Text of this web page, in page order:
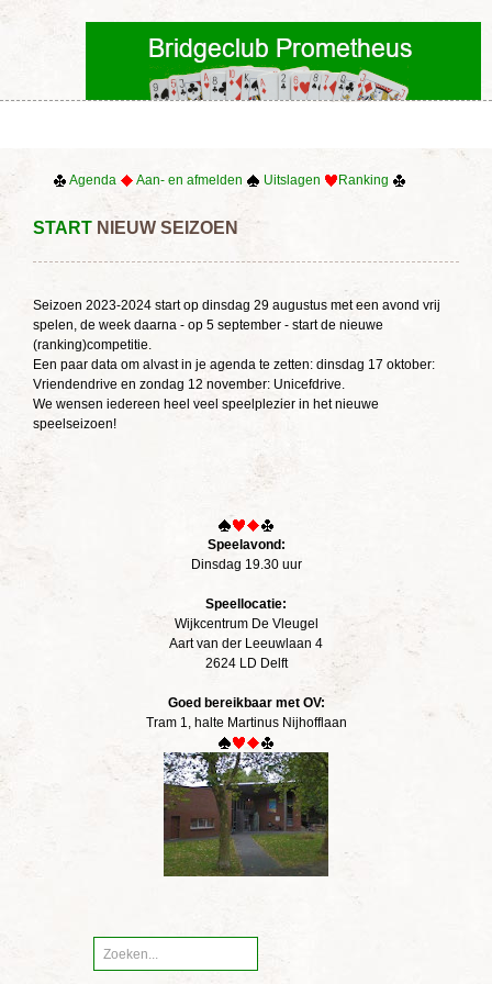
Agenda Aan- en afmelden Uitslagen Ranking
START NIEUW SEIZOEN
Seizoen 2023-2024 start op dinsdag 29 augustus met een avond vrij
spelen, de week daarna - op 5 september - start de nieuwe
(ranking)competitie.
Een paar data om alvast in je agenda te zetten: dinsdag 17 oktober:
Vriendendrive en zondag 12 november: Unicefdrive.
We wensen iedereen heel veel speelplezier in het nieuwe
speelseizoen!
Speelavond:
Dinsdag 19.30 uur
Speellocatie:
Wijkcentrum De Vleugel
Aart van der Leeuwlaan 4
2624 LD Delft
Goed bereikbaar met OV:
Tram 1, halte Martinus Nijhofflaan